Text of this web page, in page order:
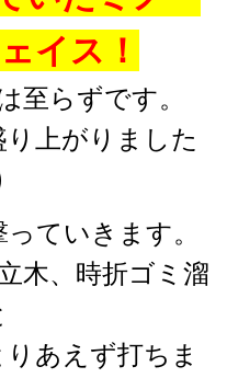
イス！
至らずです。
上がりました
ていきます。
木、時折ゴミ溜
あえず打ちま